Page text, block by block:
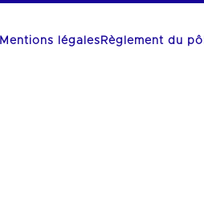
Mentions légales Règlement du